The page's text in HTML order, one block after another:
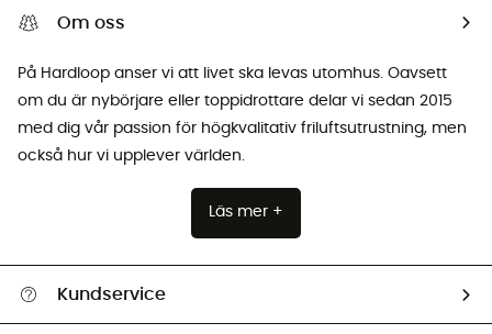
Om oss
På Hardloop anser vi att livet ska levas utomhus. Oavsett
om du är nybörjare eller toppidrottare delar vi sedan 2015
med dig vår passion för högkvalitativ friluftsutrustning, men
också hur vi upplever världen.
Läs mer +
Kundservice